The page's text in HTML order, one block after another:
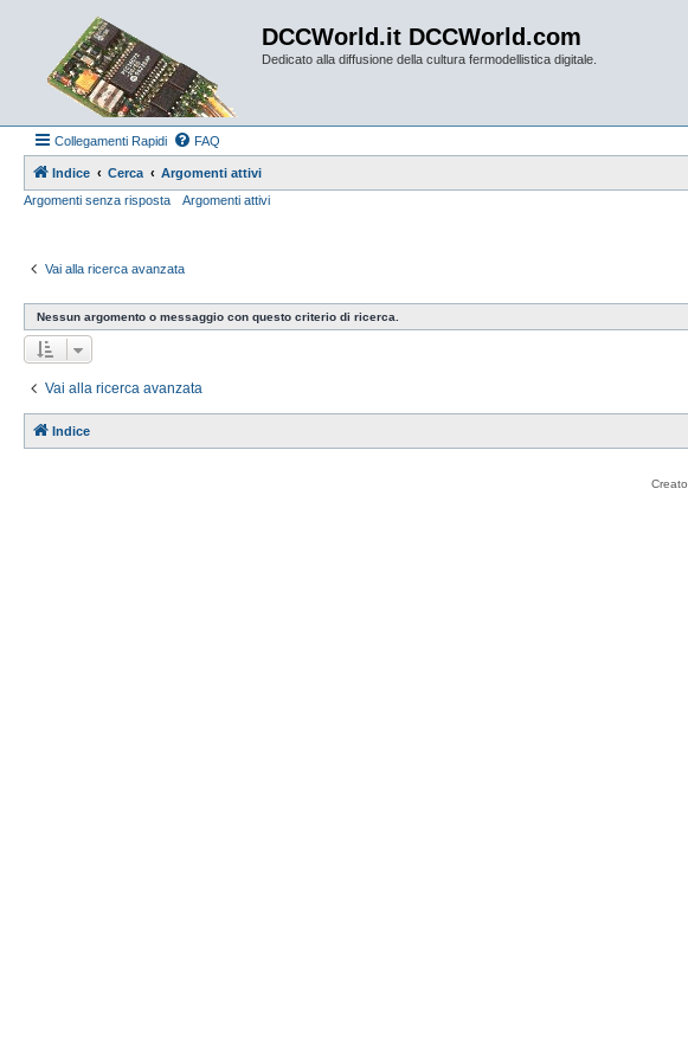
DCCWorld.it DCCWorld.com
Dedicato alla diffusione della cultura fermodellistica digitale.
Collegamenti Rapidi FAQ
Indice Cerca
Argomenti attivi
Argomenti senza risposta
Argomenti attivi
Vai alla ricerca avanzata
Nessun argomento o messaggio con questo criterio di ricerca.
Vai alla ricerca avanzata
Indice